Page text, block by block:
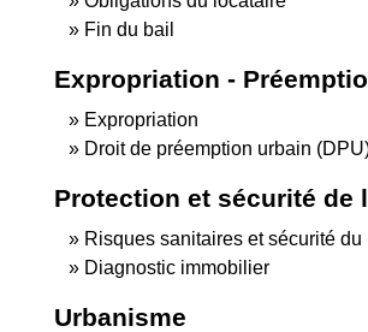
Fin du bail
Expropriation -
Expropriation
Droit de préemption urbain
Protection et sécurité de
Risques sanitaires et sécurité du
Diagnostic immobilier
Urbanisme